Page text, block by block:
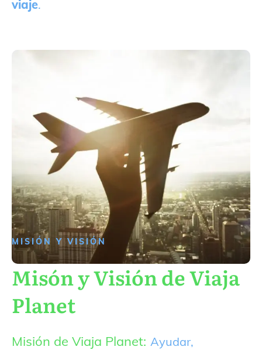
viaje.
MISIÓN Y VISIÓN
Misón y Visión de Viaja
Planet
Misión de Viaja Planet: Ayudar,